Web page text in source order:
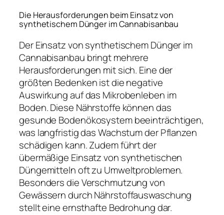
Die Herausforderungen beim Einsatz von
synthetischem Dünger im Cannabisanbau
Der Einsatz von synthetischem Dünger im
Cannabisanbau bringt mehrere
Herausforderungen mit sich. Eine der
größten Bedenken ist die negative
Auswirkung auf das Mikrobenleben im
Boden. Diese Nährstoffe können das
gesunde Bodenökosystem beeinträchtigen,
was langfristig das Wachstum der Pflanzen
schädigen kann. Zudem führt der
übermäßige Einsatz von synthetischen
Düngemitteln oft zu Umweltproblemen.
Besonders die Verschmutzung von
Gewässern durch Nährstoffauswaschung
stellt eine ernsthafte Bedrohung dar.